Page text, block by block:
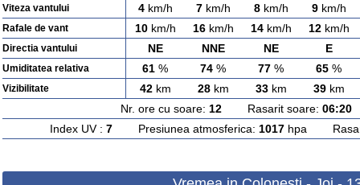
Viteza vantului 4km/h 7km/h 8km/h 9km/h
Rafale de vant 10km/h 16km/h 14km/h 12km/h
Directia vantului NE NNE NE E
Umiditatea relativa 61 % 74 % 77 % 65 %
Vizibilitate 42km 28km 33km 39km
Nr. ore cu soare: 12Rasarit soare: 06:20
Index UV : 7Presiunea atmosferica: 1017hpa